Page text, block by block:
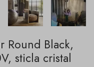
Round Black,
sticla cristal